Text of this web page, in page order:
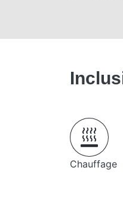
Chauffage